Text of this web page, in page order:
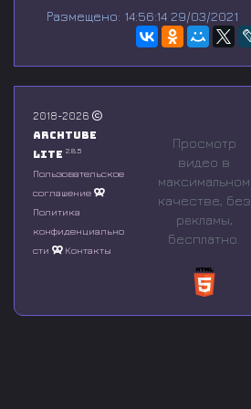
e
n
o
f
0
s
o
n
d
Размещено: 14:56:14 29/03/2021
2018-2026
Archtube
Lite 2.8.5
Пользовательское
соглашение
Политика
конфиденциально
сти
Контакты
Просмотр
видео в
максимальном
качестве, без
рeкламы,
бесплатно.